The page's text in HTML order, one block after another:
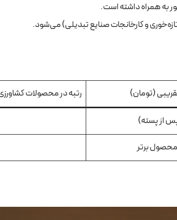
به همراه داشته است.
و کارخانجات صنایع تبدیلی) می‌شود.
(تومان) رتبه در محصولات
از پسته)